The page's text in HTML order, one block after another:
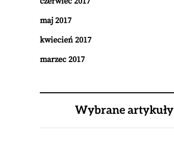
maj 2017
kwiecień 2017
marzec 2017
Wybrane artykuły